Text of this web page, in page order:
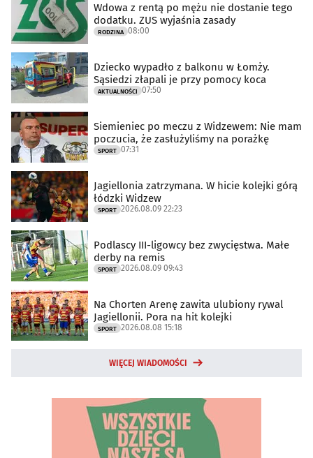
Wdowa z rentą po mężu nie dostanie tego
dodatku. ZUS wyjaśnia zasady
RODZINA 08:00
Dziecko wypadło z balkonu w Łomży.
Sąsiedzi złapali je przy pomocy koca
AKTUALNOŚCI 07:50
Siemieniec po meczu z Widzewem: Nie mam
poczucia, że zasłużyliśmy na porażkę
SPORT 07:31
Jagiellonia zatrzymana. W hicie kolejki górą
łódzki Widzew
SPORT 2026.08.09 22:23
Podlascy III-ligowcy bez zwycięstwa. Małe
derby na remis
SPORT 2026.08.09 09:43
Na Chorten Arenę zawita ulubiony rywal
Jagiellonii. Pora na hit kolejki
SPORT 2026.08.08 15:18
WIĘCEJ WIADOMOŚCI